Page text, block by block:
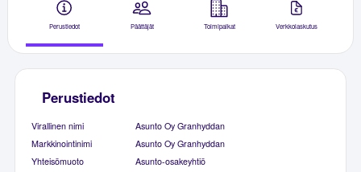
Perustiedot Päättäjät Toimipaikat Verkkolaskutus
Perustiedot
Virallinen nimi
Asunto Oy Granhyddan
Markkinointinimi
Asunto Oy Granhyddan
Yhteisömuoto
Asunto-osakeyhtiö